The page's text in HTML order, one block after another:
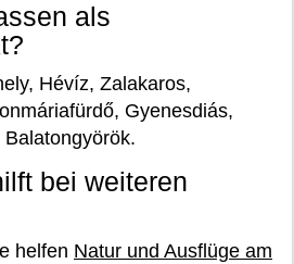
als
Hévíz, Zalakaros,
Gyenesdiás,
bei weiteren
helfen Natur und Ausflüge am